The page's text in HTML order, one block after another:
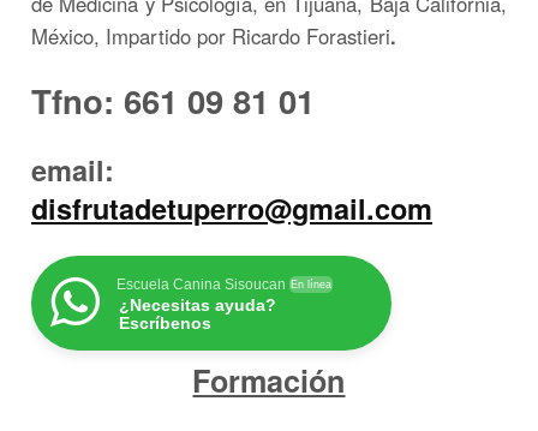
México, Impartido por Ricardo Forastieri.
Tfno: 661 09 81 01
email:
disfrutadetuperro@gmail.com
Escuela Canina Sisoucan En línea
¿Necesitas ayuda?
Escríbenos
Formación